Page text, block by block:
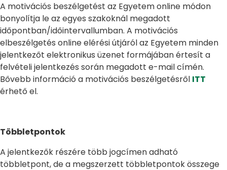
A motivációs beszélgetést az Egyetem online módon
bonyolítja le az egyes szakoknál megadott
időpontban/időintervallumban. A motivációs
elbeszélgetés online elérési útjáról az Egyetem minden
jelentkezőt elektronikus üzenet formájában értesít a
felvételi jelentkezés során megadott e-mail címén.
Bővebb információ a motivációs beszélgetésről ITT
érhető el.
Többletpontok
A jelentkezők részére több jogcímen adható
többletpont, de a megszerzett többletpontok összege